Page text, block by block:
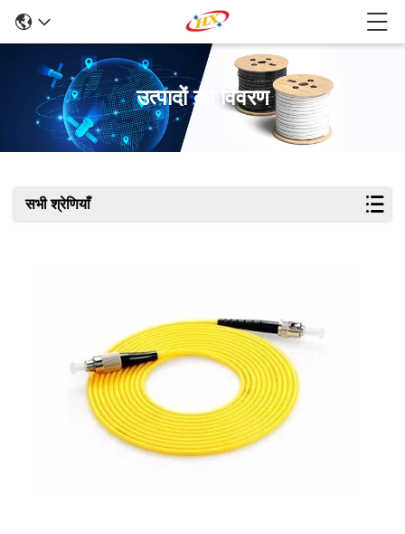
उत्पादों का विवरण
सभी श्रेणियाँ